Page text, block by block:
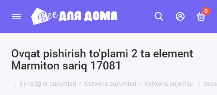
0
Ovqat pishirish to'plami 2 ta element
Marmiton sariq 17081
Uy-roʻzgʻor buyumlari Oshxona buyumlari Oshxona anjomlari